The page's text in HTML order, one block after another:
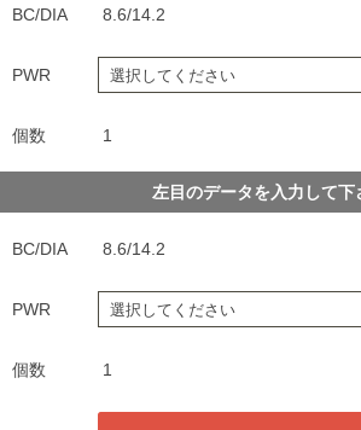
BC/DIA 8.6/14.2
PWR
個数 1
左目のデータを入力して下
BC/DIA 8.6/14.2
PWR
個数 1